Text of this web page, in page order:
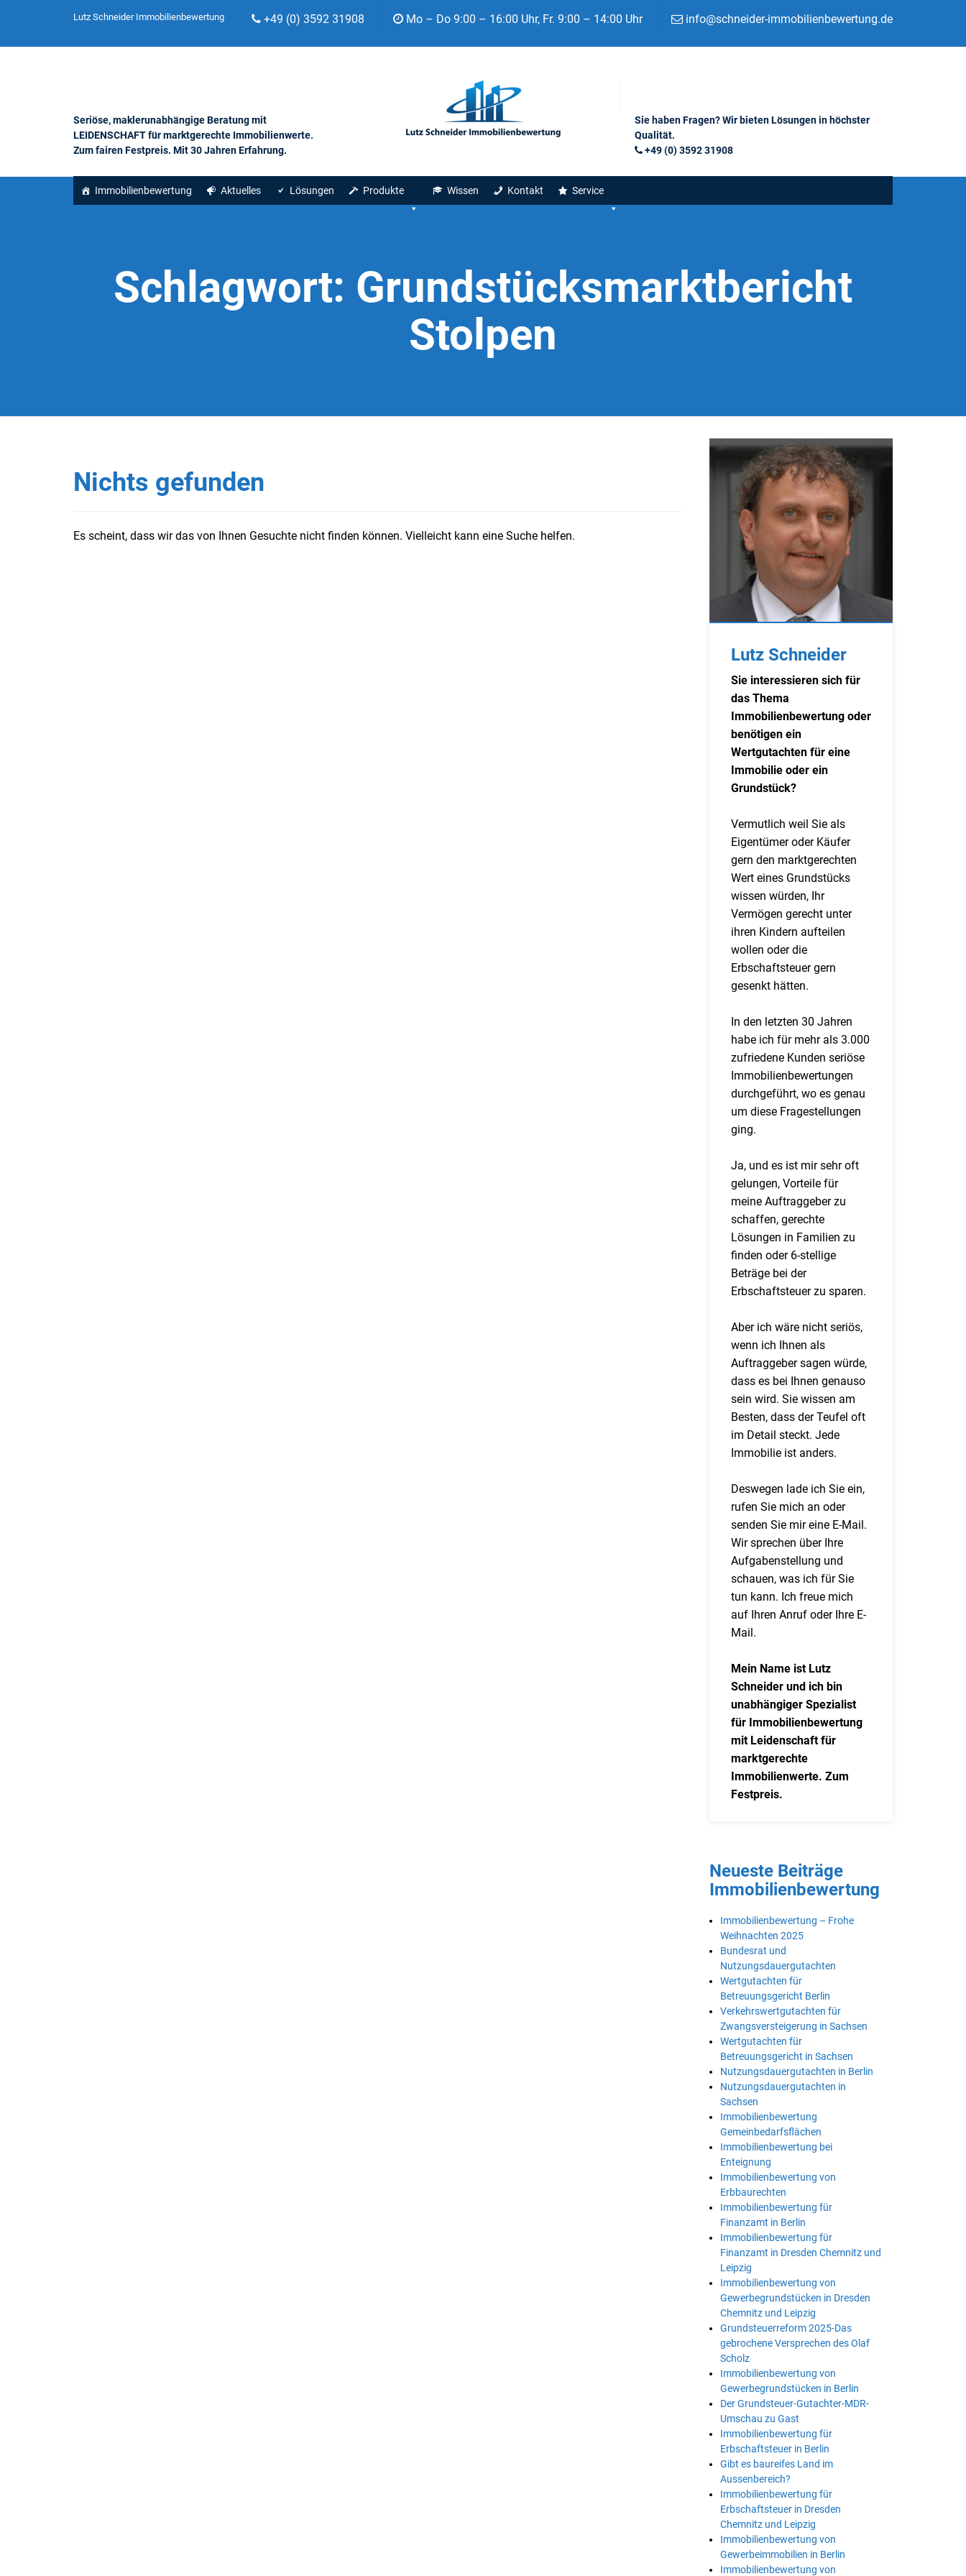
Lutz Schneider Immobilienbewertung +49 (0) 3592 31908 Mo – Do 9:00 – 16:00 Uhr, Fr. 9:00 – 14:00 Uhr info@schneider-immobilienbewertung.de
Seriöse, maklerunabhängige Beratung mit
LEIDENSCHAFT für marktgerechte Immobilienwerte.
Zum fairen Festpreis. Mit 30 Jahren Erfahrung.
Sie haben Fragen? Wir bieten Lösungen in höchster
Qualität.
+49 (0) 3592 31908
Immobilienbewertung Aktuelles Lösungen Produkte Wissen Kontakt Service
Schlagwort: Grundstücksmarktbericht
Stolpen
Nichts gefunden
Es scheint, dass wir das von Ihnen Gesuchte nicht finden können. Vielleicht kann eine Suche helfen.
Lutz Schneider
Sie interessieren sich für
das Thema
Immobilienbewertung oder
benötigen ein
Wertgutachten für eine
Immobilie oder ein
Grundstück?
Vermutlich weil Sie als
Eigentümer oder Käufer
gern den marktgerechten
Wert eines Grundstücks
wissen würden, Ihr
Vermögen gerecht unter
ihren Kindern aufteilen
wollen oder die
Erbschaftsteuer gern
gesenkt hätten.
In den letzten 30 Jahren
habe ich für mehr als 3.000
zufriedene Kunden seriöse
Immobilienbewertungen
durchgeführt, wo es genau
um diese Fragestellungen
ging.
Ja, und es ist mir sehr oft
gelungen, Vorteile für
meine Auftraggeber zu
schaffen, gerechte
Lösungen in Familien zu
finden oder 6-stellige
Beträge bei der
Erbschaftsteuer zu sparen.
Aber ich wäre nicht seriös,
wenn ich Ihnen als
Auftraggeber sagen würde,
dass es bei Ihnen genauso
sein wird. Sie wissen am
Besten, dass der Teufel oft
im Detail steckt. Jede
Immobilie ist anders.
Deswegen lade ich Sie ein,
rufen Sie mich an oder
senden Sie mir eine E-Mail.
Wir sprechen über Ihre
Aufgabenstellung und
schauen, was ich für Sie
tun kann. Ich freue mich
auf Ihren Anruf oder Ihre E-
Mail.
Mein Name ist Lutz
Schneider und ich bin
unabhängiger Spezialist
für Immobilienbewertung
mit Leidenschaft für
marktgerechte
Immobilienwerte. Zum
Festpreis.
Neueste Beiträge
Immobilienbewertung
Immobilienbewertung – Frohe
Weihnachten 2025
Bundesrat und
Nutzungsdauergutachten
Wertgutachten für
Betreuungsgericht Berlin
Verkehrswertgutachten für
Zwangsversteigerung in Sachsen
Wertgutachten für
Betreuungsgericht in Sachsen
Nutzungsdauergutachten in Berlin
Nutzungsdauergutachten in
Sachsen
Immobilienbewertung
Gemeinbedarfsflächen
Immobilienbewertung bei
Enteignung
Immobilienbewertung von
Erbbaurechten
Immobilienbewertung für
Finanzamt in Berlin
Immobilienbewertung für
Finanzamt in Dresden Chemnitz und
Leipzig
Immobilienbewertung von
Gewerbegrundstücken in Dresden
Chemnitz und Leipzig
Grundsteuerreform 2025-Das
gebrochene Versprechen des Olaf
Scholz
Immobilienbewertung von
Gewerbegrundstücken in Berlin
Der Grundsteuer-Gutachter-MDR-
Umschau zu Gast
Immobilienbewertung für
Erbschaftsteuer in Berlin
Gibt es baureifes Land im
Aussenbereich?
Immobilienbewertung für
Erbschaftsteuer in Dresden
Chemnitz und Leipzig
Immobilienbewertung von
Gewerbeimmobilien in Berlin
Immobilienbewertung von